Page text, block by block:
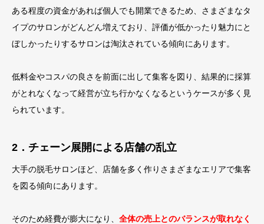
ある程度の資金があれば個人でも開業できるため、さまざまなタ
イプのサロンがどんどん増えており、評価が低かったり魅力にと
ぼしかったりするサロンは淘汰されている傾向にあります。
低料金やコスパの良さを前面に出して集客を図り、結果的に採算
がとれなくなって経営が立ち行かなくなるというケースが多く見
られています。
2．チェーン展開による店舗の乱立
大手の脱毛サロンほど、店舗を多く作りさまざまなエリアで集客
を図る傾向にあります。
そのため経費が膨大になり、 全体の売上とのバランスが取れなく